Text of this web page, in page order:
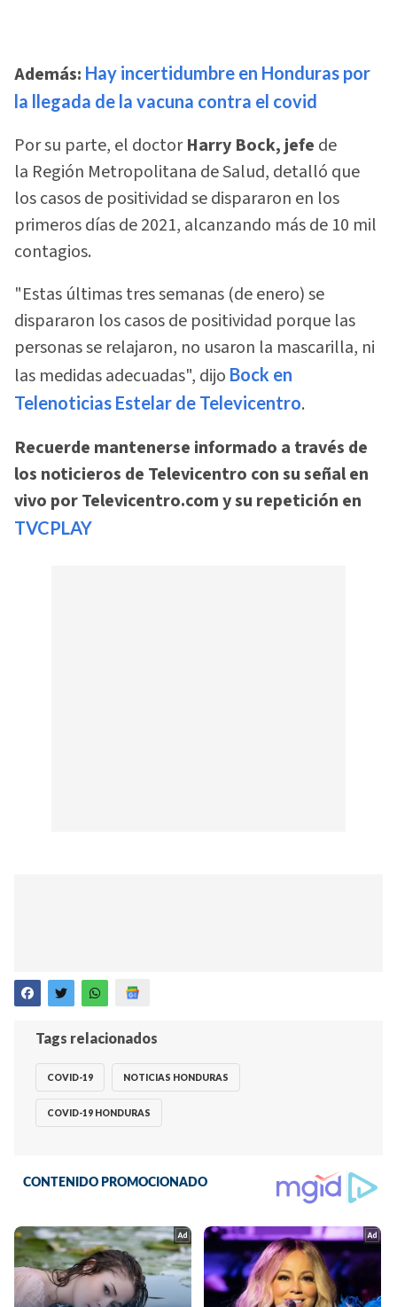
Además: Hay incertidumbre en Honduras por
la llegada de la vacuna contra el covid
Por su parte, el doctorHarry Bock, jefe de
la Región Metropolitana de Salud, detalló que
los casos de positividad se dispararon en los
primeros días de 2021, alcanzando más de 10 mil
contagios.
"Estas últimas tres semanas (de enero) se
dispararon los casos de positividad porque las
personas se relajaron, no usaron la mascarilla, ni
las medidas adecuadas", dijo Bock en
Telenoticias Estelar de Televicentro.
Recuerde mantenerse informado a través de
los noticieros de Televicentro con su señal en
vivo por Televicentro.com y su repetición en
TVCPLAY
Tags relacionados
COVID-19 NOTICIAS HONDURAS
COVID-19 HONDURAS